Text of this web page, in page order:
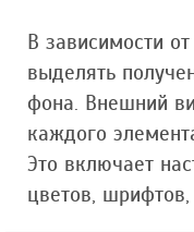
В зависимости
выделять
фона. Внешний
каждого
Это включает
цветов, шрифтов,